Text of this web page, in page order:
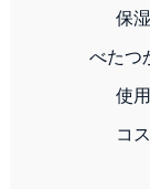
保
べたつ
使
コ